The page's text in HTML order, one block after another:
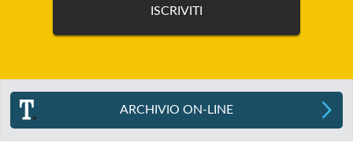
ARCHIVIO ON-LINE